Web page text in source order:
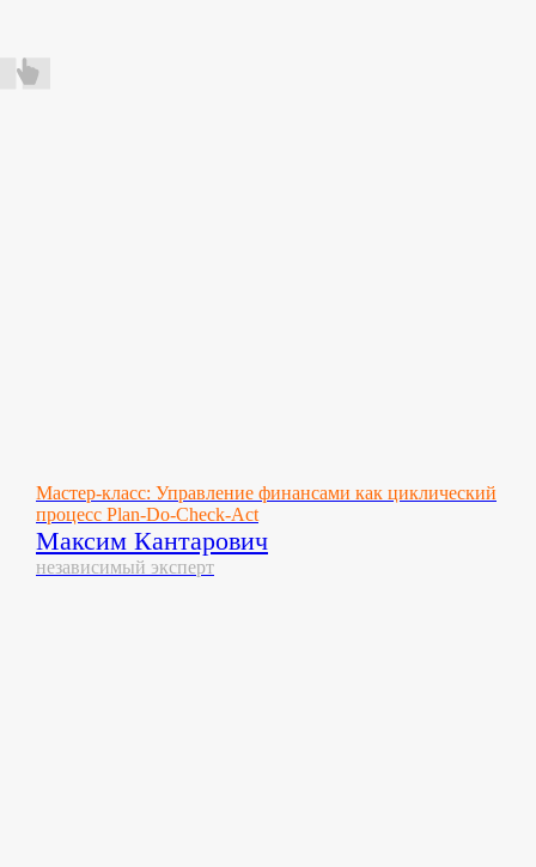
Мастер-класс: Управление финансами как циклический
процесс Plan-Do-Check-Act
Максим Кантарович
независимый эксперт